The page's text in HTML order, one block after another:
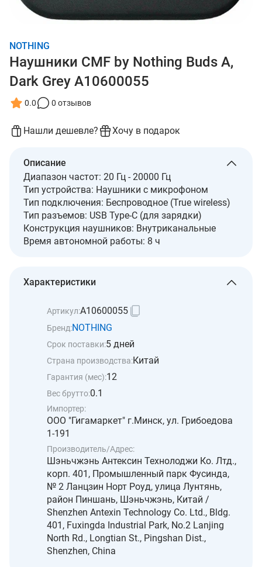
NOTHING
Наушники CMF by Nothing Buds A,
Dark Grey A10600055
0.0 0 отзывов
Нашли дешевле? Хочу в подарок
Описание
Диапазон частот: 20 Гц - 20000 Гц
Тип устройства: Наушники с микрофоном
Тип подключения: Беспроводное (True wireless)
Тип разъемов: USB Type-C (для зарядки)
Конструкция наушников: Внутриканальные
Время автономной работы: 8 ч
Характеристики
Артикул:A10600055
Бренд:NOTHING
Срок поставки:5 дней
Страна производства:Китай
Гарантия (мес):12
Вес брутто:0.1
Импортер:
ООО "Гигамаркет" г.Минск, ул. Грибоедова
1-191
Производитель/Адрес:
Шэньчжэнь Антексин Технолоджи Ко. Лтд.,
корп. 401, Промышленный парк Фусинда,
№ 2 Ланцзин Норт Роуд, улица Лунтянь,
район Пиншань, Шэньчжэнь, Китай /
Shenzhen Antexin Technology Co. Ltd., Bldg.
401, Fuxingda Industrial Park, No.2 Lanjing
North Rd., Longtian St., Pingshan Dist.,
Shenzhen, China